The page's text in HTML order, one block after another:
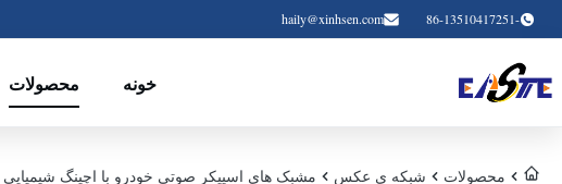
-86-13510417251
haily@xinhsen.com
خونه محصولات
محصولات شبکه ی عکس مشبک های اسپیکر صوتی خودرو با اچینگ